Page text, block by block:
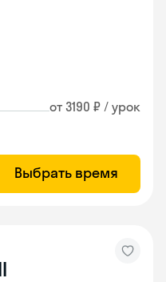
от 3190 ₽ / урок
Выбрать время